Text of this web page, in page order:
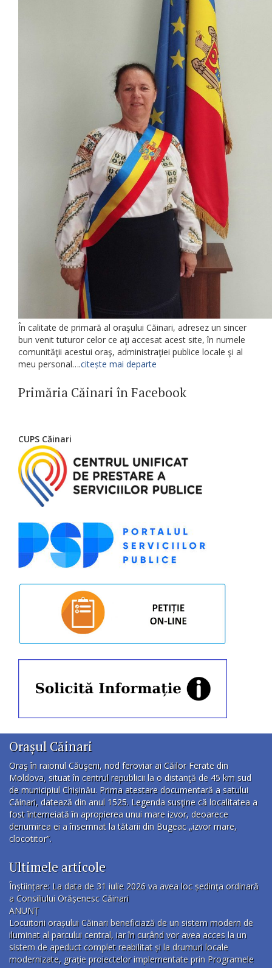
În calitate de primară al oraşului Căinari, adresez un sincer
bun venit tuturor celor ce aţi accesat acest site, în numele
comunităţii acestui oraş, administraţiei publice locale şi al
meu personal….citește mai departe
Primăria Căinari în Facebook
CUPS Căinari
Orașul Căinari
Oraş în raionul Căuşeni, nod feroviar ai Căilor Ferate din
Moldova, situat în centrul republicii la o distanţă de 45 km sud
de municipiul Chișinău. Prima atestare documentară a satului
Căinari, datează din anul 1525. Legenda susţine că localitatea a
fost întemeiată în apropierea unui mare izvor, deoarece
denumirea ei a însemnat la tătarii din Bugeac „izvor mare,
clocotitor”.
Ultimele articole
Înștiințare: La data de 31 iulie 2026 va avea loc ședința ordinară
a Consiliului Orășenesc Căinari
ANUNȚ
Locuitorii orașului Căinari beneficiază de un sistem modern de
iluminat al parcului central, iar în curând vor avea acces la un
sistem de apeduct complet reabilitat și la drumuri locale
modernizate, grație proiectelor implementate prin Programele